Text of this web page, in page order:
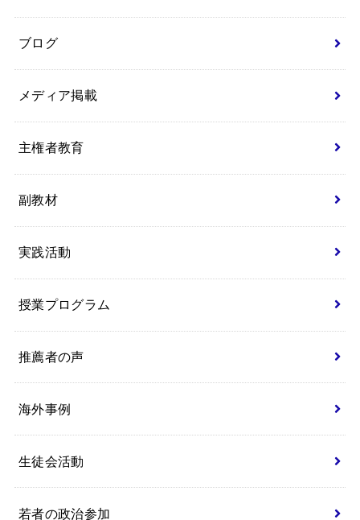
ブログ
メディア掲載
主権者教育
副教材
実践活動
授業プログラム
推薦者の声
海外事例
生徒会活動
若者の政治参加